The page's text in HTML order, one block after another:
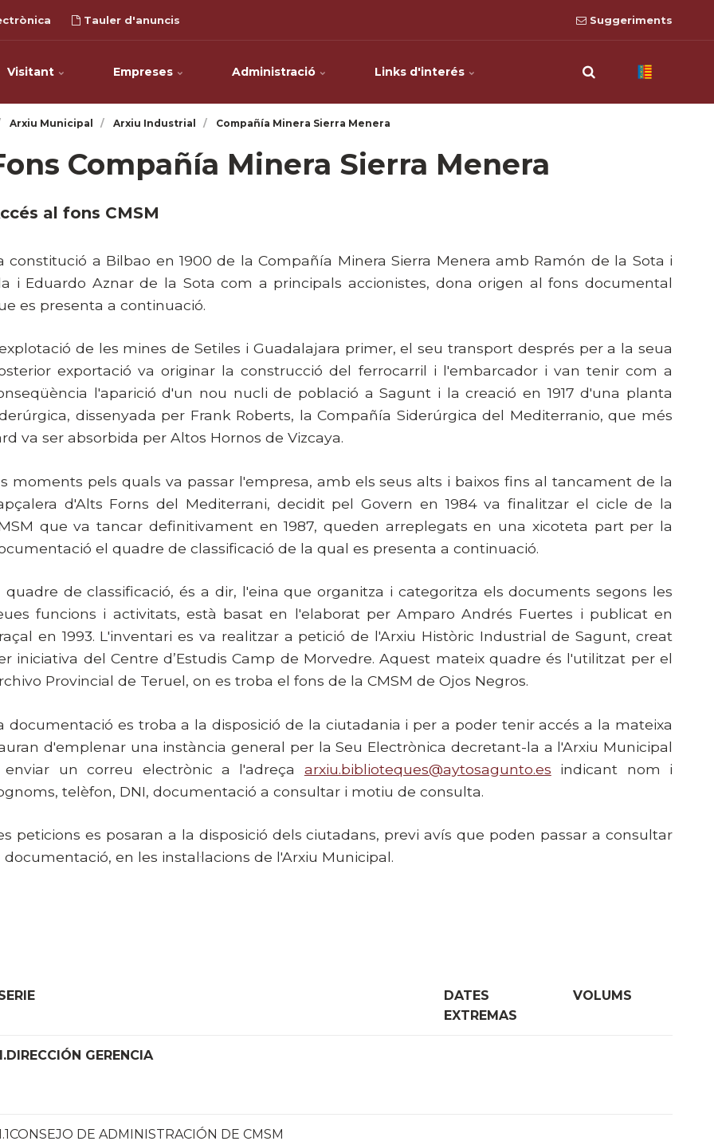
Tauler d'anuncis Suggeriments
Visitant Empreses Administració Links d'interés
Arxiu Municipal Arxiu Industrial Compañía Minera Sierra Menera
Compañía Minera Sierra Menera
al fons CMSM
constitució a Bilbao en 1900 de la Compañía Minera Sierra Menera amb Ramón de la Sota i
i Eduardo Aznar de la Sota com a principals accionistes, dona origen al fons documental
es presenta a continuació.
de les mines de Setiles i Guadalajara primer, el seu transport després per a la seua
exportació va originar la construcció del ferrocarril i l'embarcador i van tenir com a
l'aparició d'un nou nucli de població a Sagunt i la creació en 1917 d'una planta
dissenyada per Frank Roberts, la Compañía Siderúrgica del Mediterranio, que més
va ser absorbida per Altos Hornos de Vizcaya.
moments pels quals va passar l'empresa, amb els seus alts i baixos fins al tancament de la
d'Alts Forns del Mediterrani, decidit pel Govern en 1984 va finalitzar el cicle de la
que va tancar definitivament en 1987, queden arreplegats en una xicoteta part per la
el quadre de classificació de la qual es presenta a continuació.
quadre de classificació, és a dir, l'eina que organitza i categoritza els documents segons les
funcions i activitats, està basat en l'elaborat per Amparo Andrés Fuertes i publicat en
en 1993. L'inventari es va realitzar a petició de l'Arxiu Històric Industrial de Sagunt, creat
iniciativa del Centre d’Estudis Camp de Morvedre. Aquest mateix quadre és l'utilitzat per el
Provincial de Teruel, on es troba el fons de la CMSM de Ojos Negros.
documentació es troba a la disposició de la ciutadania i per a poder tenir accés a la mateixa
d'emplenar una instància general per la Seu Electrònica decretant-la a l'Arxiu Municipal
enviar un correu electrònic a l'adreça arxiu.biblioteques@aytosagunto.es indicant nom i
telèfon, DNI, documentació a consultar i motiu de consulta.
peticions es posaran a la disposició dels ciutadans, previ avís que poden passar a consultar
documentació, en les instal·lacions de l'Arxiu Municipal.
DATES
EXTREMAS
VOLUMS
GERENCIA
DE ADMINISTRACIÓN DE CMSM